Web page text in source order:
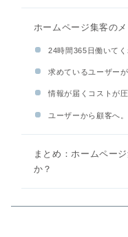
ホームページ集客のメ
24時間365日働いて
求めているユーザー
情報が届くコストが
ユーザーから顧客へ
まとめ：ホームペー
か？